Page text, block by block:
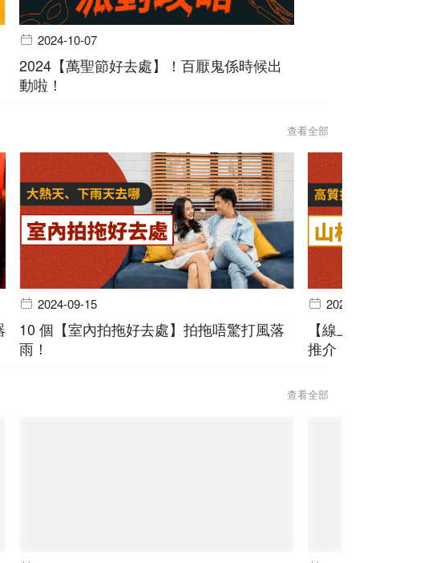
2024-10-07
2024【萬聖節好去處】！百厭鬼係時候出
動啦！
查看全部
2024-09-15
10 個【室內拍拖好去處】拍拖唔驚打風落
雨！
2024-06-19
【線上預訂】山
推介
查看全部